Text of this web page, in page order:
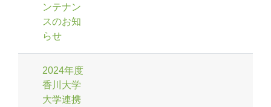
ンテナン
スのお知
らせ
2024年度
香川大学
大学連携